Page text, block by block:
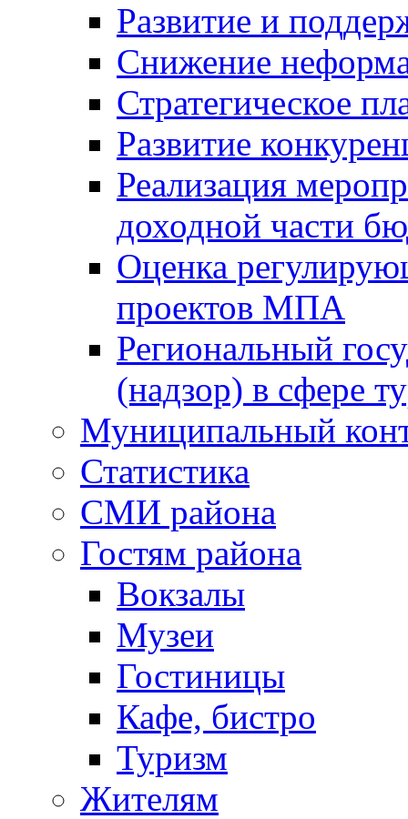
Развитие и
Снижение
Стратегическое
Развитие
Реализация
доходной части
Оценка
проектов МПА
Региональный
(надзор) в сфере
Муниципальный
Статистика
СМИ района
Гостям района
Вокзалы
Музеи
Гостиницы
Кафе, бистро
Туризм
Жителям